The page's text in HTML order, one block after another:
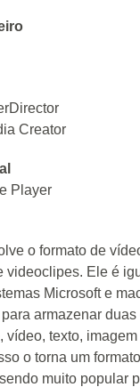
Creator
Player
o formato de
videoclipes. Ele é
Microsoft e
armazenar
vídeo, texto,
o torna um
muito popular